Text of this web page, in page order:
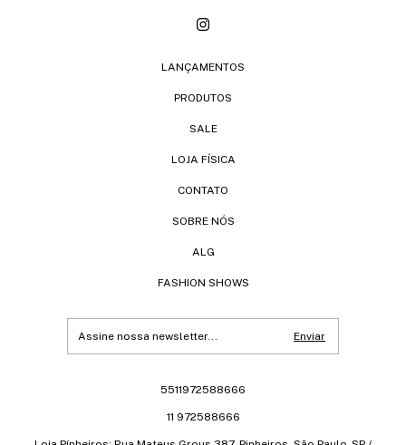
LANÇAMENTOS
PRODUTOS
SALE
LOJA FÍSICA
CONTATO
SOBRE NÓS
ALG
FASHION SHOWS
5511972588666
11 972588666